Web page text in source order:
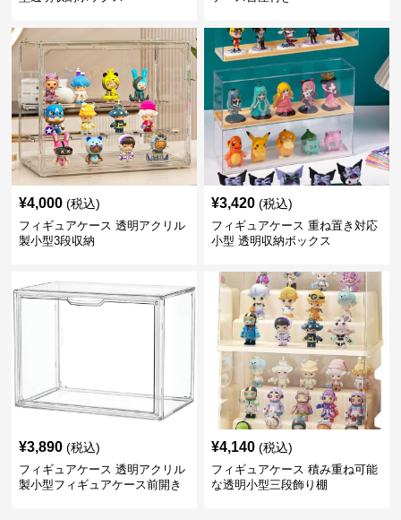
¥4,000 (税込)
フィギュアケース 透明アクリル
製小型3段収納
¥3,420 (税込)
フィギュアケース 重ね置き対応
小型 透明収納ボックス
¥3,890 (税込)
フィギュアケース 透明アクリル
製小型フィギュアケース前開き
¥4,140 (税込)
フィギュアケース 積み重ね可能
な透明小型三段飾り棚